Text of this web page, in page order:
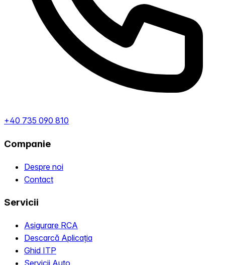
+40 735 090 810
Companie
Despre noi
Contact
Servicii
Asigurare RCA
Descarcă Aplicația
Ghid ITP
Servicii Auto